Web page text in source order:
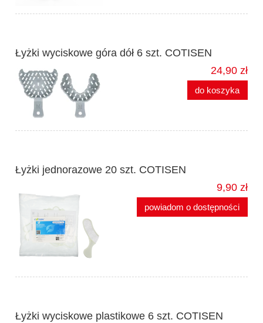
Łyżki wyciskowe góra dół 6 szt. COTISEN
24,90 zł
do koszyka
Łyżki jednorazowe 20 szt. COTISEN
9,90 zł
powiadom o dostępności
Łyżki wyciskowe plastikowe 6 szt. COTISEN